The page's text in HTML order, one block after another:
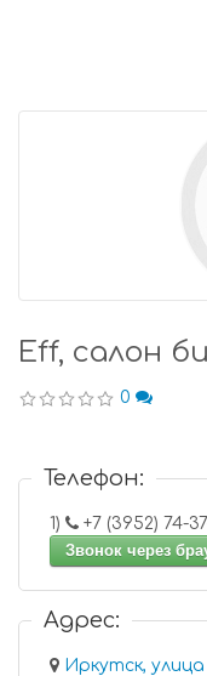
Eff, салон
0
Телефон:
1)
+7 (3952)
Звонок через
Адрес:
Иркутск,